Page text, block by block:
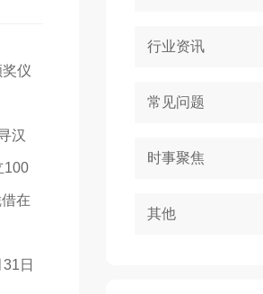
仪
汉
100
在
日
行业资讯
常见问题
时事聚焦
其他